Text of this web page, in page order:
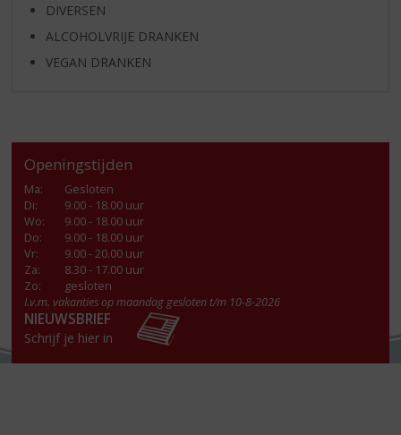
DIVERSEN
ALCOHOLVRIJE DRANKEN
VEGAN DRANKEN
Openingstijden
Ma:
Gesloten
Di:
9.00 - 18.00 uur
Wo:
9.00 - 18.00 uur
Do:
9.00 - 18.00 uur
Vr:
9.00 - 20.00 uur
Za:
8.30 - 17.00 uur
Zo:
gesloten
I.v.m. vakanties op maandag gesloten t/m 10-8-2026
NIEUWSBRIEF
Schrijf je hier in